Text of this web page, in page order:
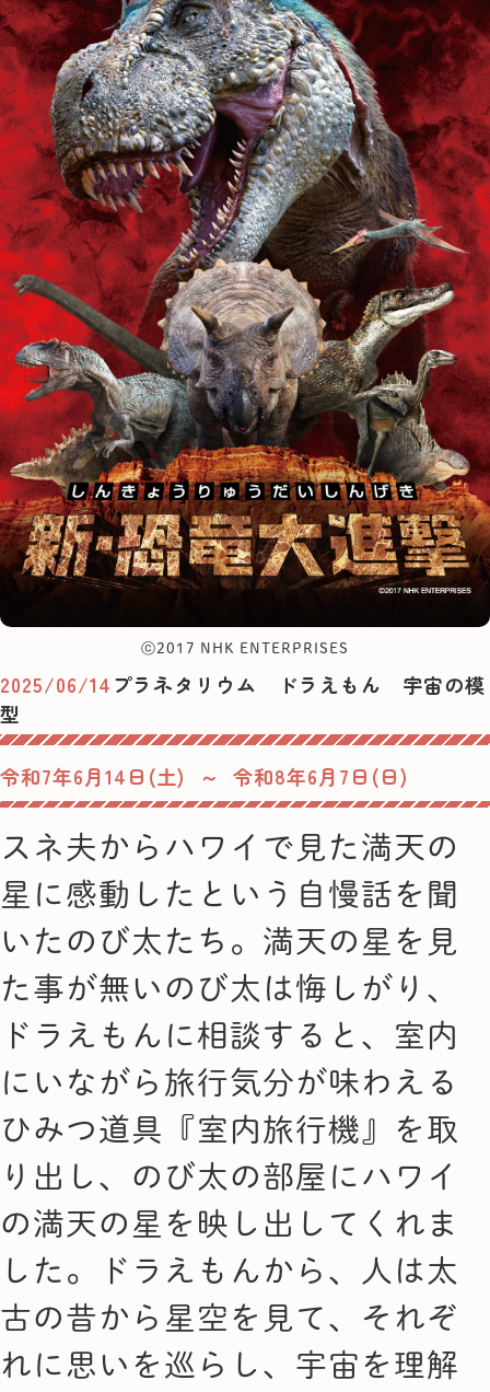
ⓒ2017 NHK ENTERPRISES
2025/06/14プラネタリウム ドラえもん 宇宙の模
型
令和7年6月14日(土) ～ 令和8年6月7日(日)
スネ夫からハワイで見た満天の
星に感動したという自慢話を聞
いたのび太たち。満天の星を見
た事が無いのび太は悔しがり、
ドラえもんに相談すると、室内
にいながら旅行気分が味わえる
ひみつ道具『室内旅行機』を取
り出し、のび太の部屋にハワイ
の満天の星を映し出してくれま
した。ドラえもんから、人は太
古の昔から星空を見て、それぞ
れに思いを巡らし、宇宙を理解